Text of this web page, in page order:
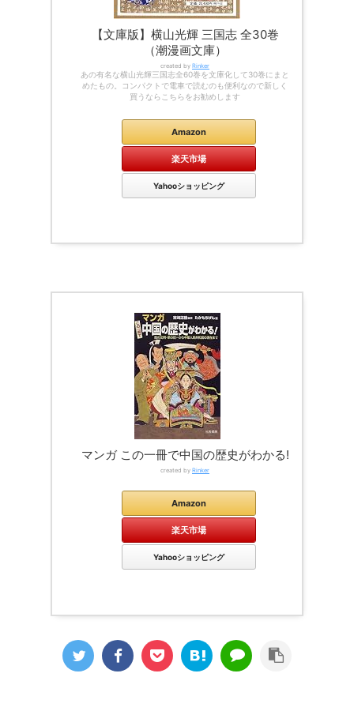
【文庫版】横山光輝 三国志 全30巻
（潮漫画文庫）
created by Rinker
あの有名な横山光輝三国志全60巻を文庫化して30巻にまと
めたもの。コンパクトで電車で読むのも便利なので新しく
買うならこちらをお勧めします
Amazon
楽天市場
Yahooショッピング
マンガ この一冊で中国の歴史がわかる!
created by Rinker
Amazon
楽天市場
Yahooショッピング